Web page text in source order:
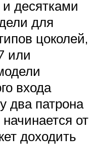
десятками
для
цоколей,
или
входа
два патрона
от
доходить